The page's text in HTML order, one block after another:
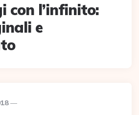
con l’infinito:
e